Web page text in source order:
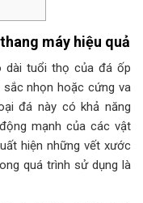
máy hiệu quả
dài tuổi thọ của đá ốp
nhọn hoặc cứng va
đá này có khả năng
mạnh của các vật
hiện những vết xước
quá trình sử dụng là